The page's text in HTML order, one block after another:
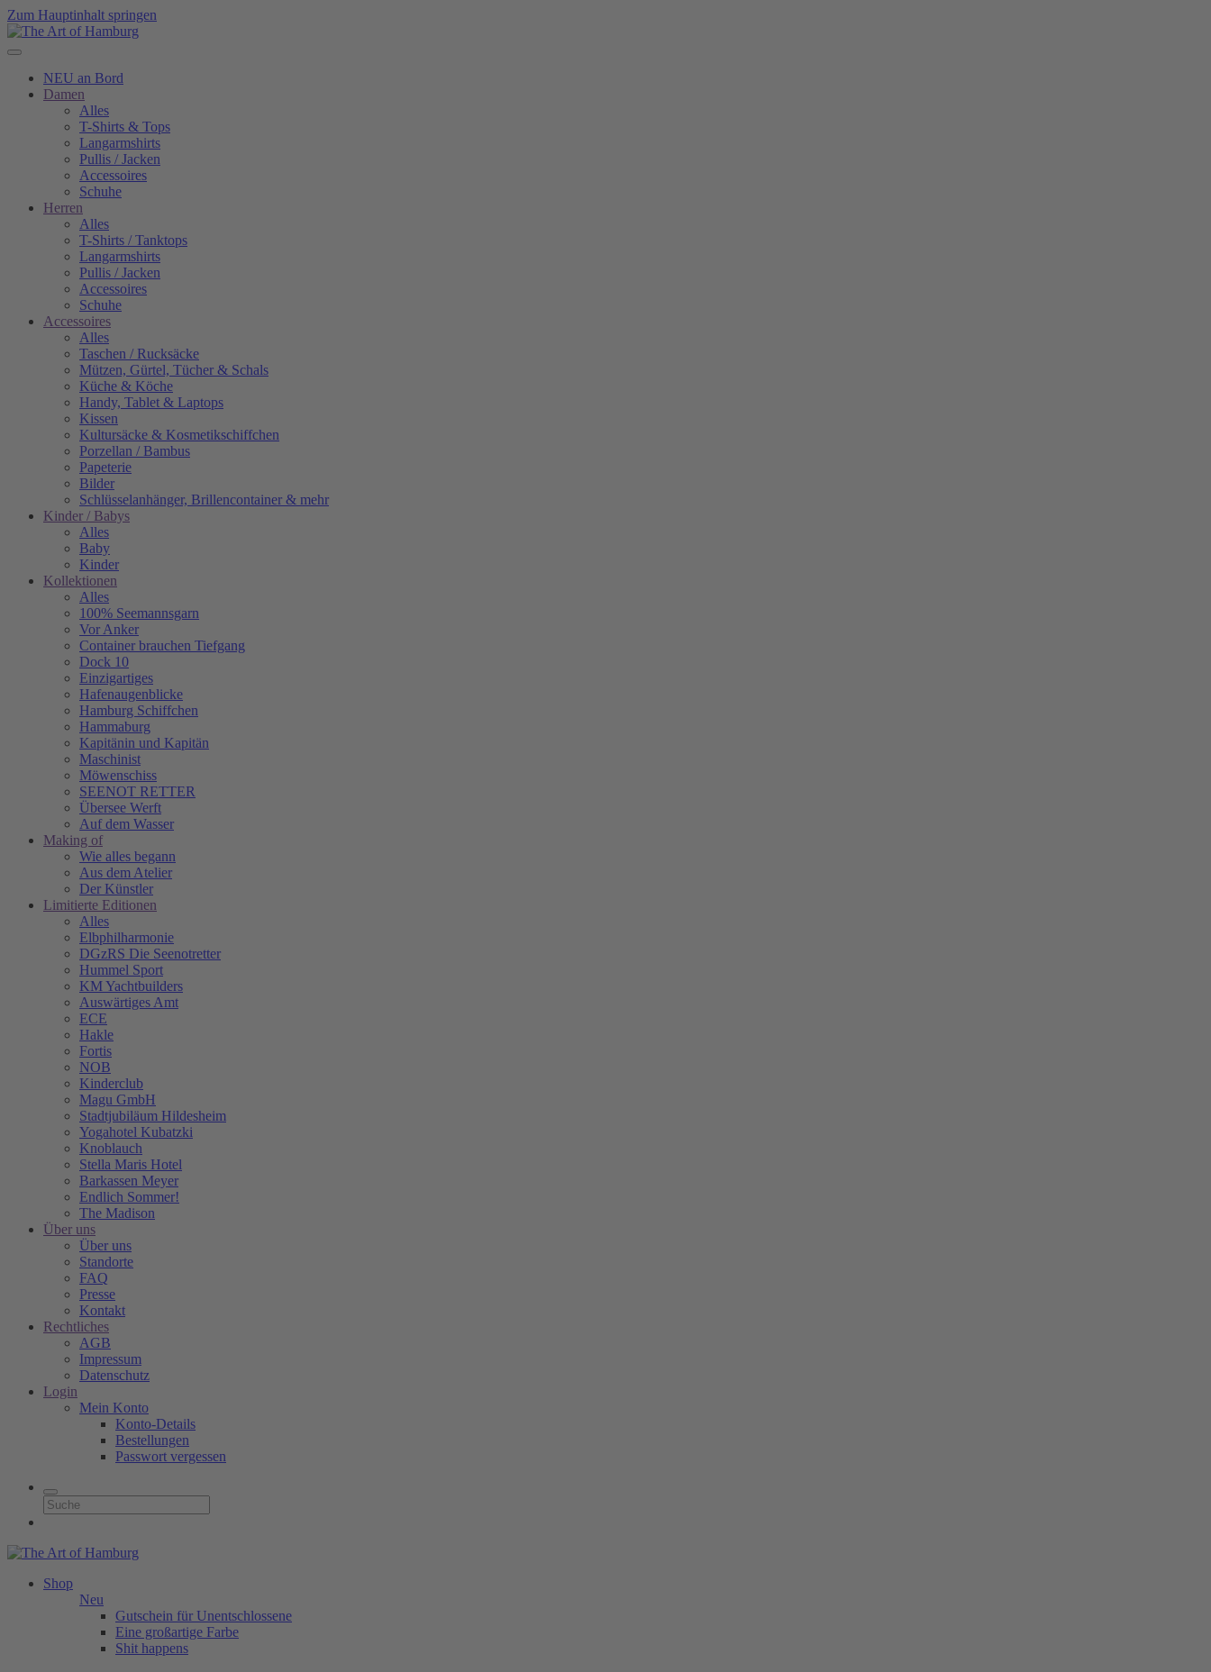
Zum Hauptinhalt springen
NEU an Bord
Damen
Alles
T-Shirts & Tops
Langarmshirts
Pullis / Jacken
Accessoires
Schuhe
Herren
Alles
T-Shirts / Tanktops
Langarmshirts
Pullis / Jacken
Accessoires
Schuhe
Accessoires
Alles
Taschen / Rucksäcke
Mützen, Gürtel, Tücher & Schals
Küche & Köche
Handy, Tablet & Laptops
Kissen
Kultursäcke & Kosmetikschiffchen
Porzellan / Bambus
Papeterie
Bilder
Schlüsselanhänger, Brillencontainer & mehr
Kinder / Babys
Alles
Baby
Kinder
Kollektionen
Alles
100% Seemannsgarn
Vor Anker
Container brauchen Tiefgang
Dock 10
Einzigartiges
Hafenaugen­blicke
Hamburg Schiffchen
Hammaburg
Kapitänin und Kapitän
Maschinist
Möwenschiss
SEENOT RETTER
Übersee Werft
Auf dem Wasser
Making of
Wie alles begann
Aus dem Atelier
Der Künstler
Limitierte Editionen
Alles
Elbphilharmonie
DGzRS Die Seenotretter
Hummel Sport
KM Yachtbuilders
Auswärtiges Amt
ECE
Hakle
Fortis
NOB
Kinderclub
Magu GmbH
Stadtjubiläum Hildesheim
Yogahotel Kubatzki
Knoblauch
Stella Maris Hotel
Barkassen Meyer
Endlich Sommer!
The Madison
Über uns
Über uns
Standorte
FAQ
Presse
Kontakt
Rechtliches
AGB
Impressum
Datenschutz
Login
Mein Konto
Konto-Details
Bestellungen
Passwort vergessen
Shop
Neu
Gutschein für Unentschlossene
Eine großartige Farbe
Shit happens